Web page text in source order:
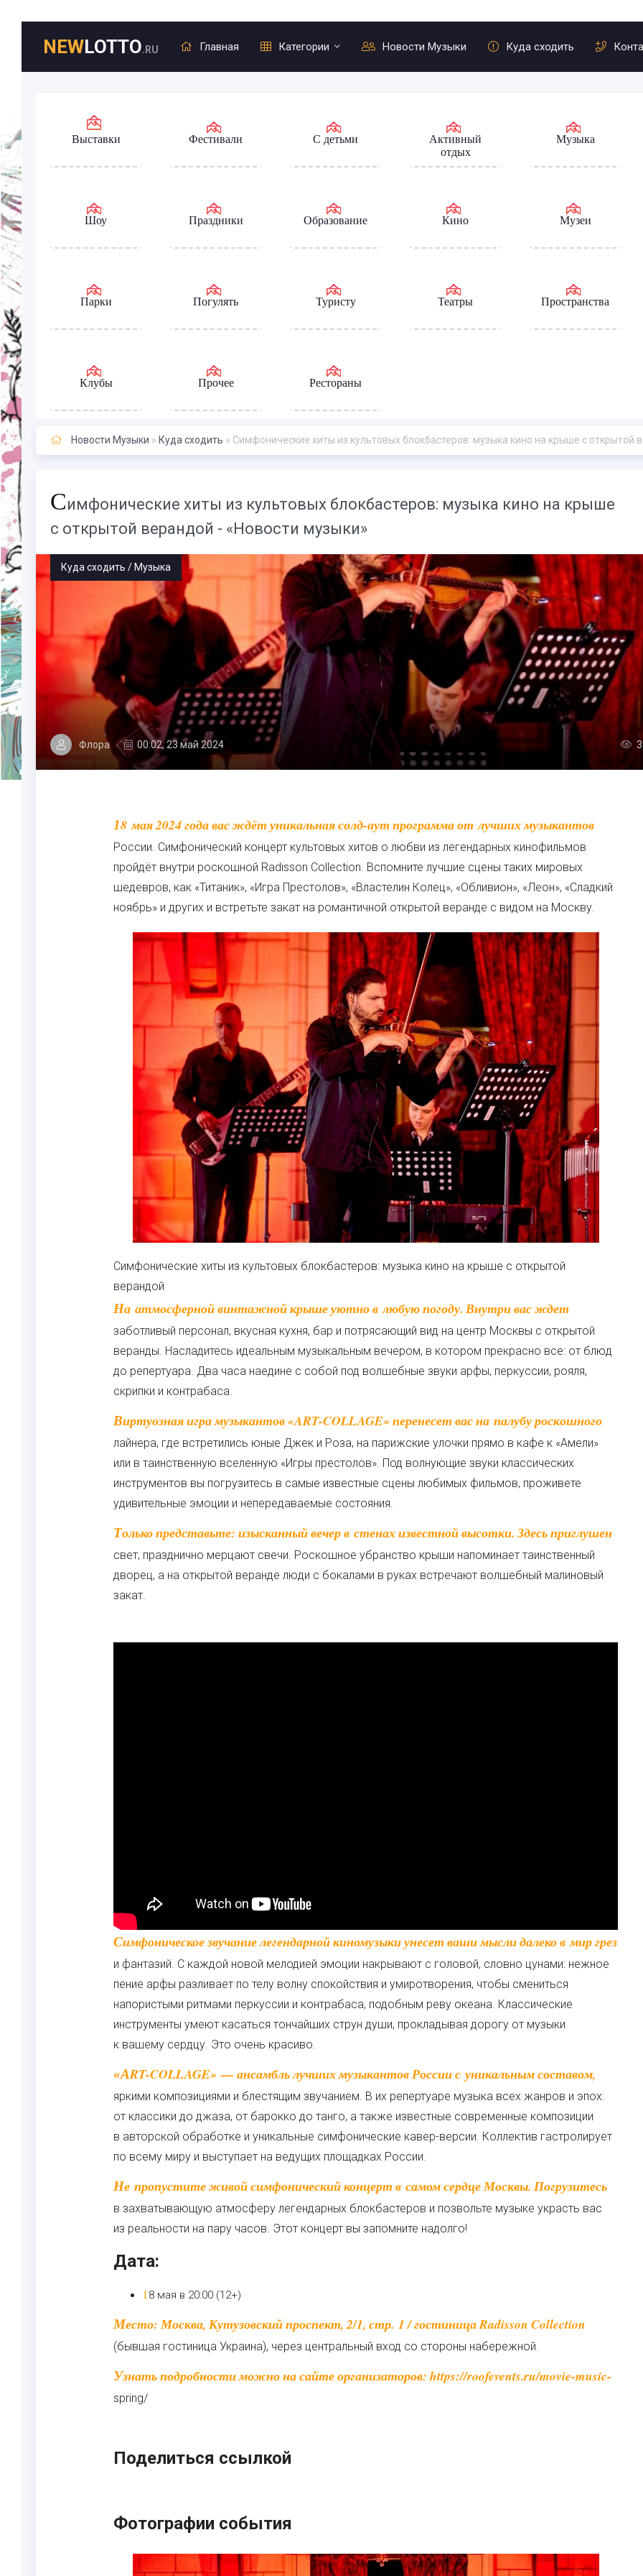
NEWLOTTO.RU Главная Категории Новости Музыки Куда сходить
Выставки Фестивали С детьми
Активный
отдых
Музыка
Шоу Праздники Образование Кино Музеи
Парки Погулять Туристу Театры Пространства
Клубы Прочее Рестораны
Новости Музыки » Куда сходить » Симфонические хиты из культовых блокбастеров: музыка кино на крыше с открытой верандой - «Новости
Симфонические хиты из культовых блокбастеров: музыка кино на крыше
с открытой верандой - «Новости музыки»
Куда сходить / Музыка
Флора 00:02, 23 май 2024
18 мая 2024 года вас ждёт уникальная солд-аут программа от лучших музыкантов
России. Симфонический концерт культовых хитов о любви из легендарных кинофильмов
пройдёт внутри роскошной Radisson Collection. Вспомните лучшие сцены таких мировых
шедевров, как «Титаник», «Игра Престолов», «Властелин Колец», «Обливион», «Леон», «Сладкий
ноябрь» и других и встретьте закат на романтичной открытой веранде с видом на Москву.
Симфонические хиты из культовых блокбастеров: музыка кино на крыше с открытой
верандой
На атмосферной винтажной крыше уютно в любую погоду. Внутри вас ждет
заботливый персонал, вкусная кухня, бар и потрясающий вид на центр Москвы с открытой
веранды. Насладитесь идеальным музыкальным вечером, в котором прекрасно все: от блюд
до репертуара. Два часа наедине с собой под волшебные звуки арфы, перкуссии, рояля,
скрипки и контрабаса.
Виртуозная игра музыкантов «ART-COLLAGE» перенесет вас на палубу роскошного
лайнера, где встретились юные Джек и Роза, на парижские улочки прямо в кафе к «Амели»
или в таинственную вселенную «Игры престолов». Под волнующие звуки классических
инструментов вы погрузитесь в самые известные сцены любимых фильмов, проживете
удивительные эмоции и непередаваемые состояния.
Только представьте: изысканный вечер в стенах известной высотки. Здесь приглушен
свет, празднично мерцают свечи. Роскошное убранство крыши напоминает таинственный
дворец, а на открытой веранде люди с бокалами в руках встречают волшебный малиновый
закат.
Симфоническое звучание легендарной киномузыки унесет ваши мысли далеко в мир грез
и фантазий. С каждой новой мелодией эмоции накрывают с головой, словно цунами: нежное
пение арфы разливает по телу волну спокойствия и умиротворения, чтобы смениться
напористыми ритмами перкуссии и контрабаса, подобным реву океана. Классические
инструменты умеют касаться тончайших струн души, прокладывая дорогу от музыки
к вашему сердцу. Это очень красиво.
«ART-COLLAGE» — ансамбль лучших музыкантов России с уникальным составом,
яркими композициями и блестящим звучанием. В их репертуаре музыка всех жанров и эпох:
от классики до джаза, от барокко до танго, а также известные современные композиции
в авторской обработке и уникальные симфонические кавер-версии. Коллектив гастролирует
по всему миру и выступает на ведущих площадках России.
Не пропустите живой симфонический концерт в самом сердце Москвы. Погрузитесь
в захватывающую атмосферу легендарных блокбастеров и позвольте музыке украсть вас
из реальности на пару часов. Этот концерт вы запомните надолго!
Дата:
18 мая в 20:00 (12+)
Место:Москва, Кутузовский проспект, 2/1, стр. 1 / гостиница Radisson Collection
(бывшая гостиница Украина), через центральный вход со стороны набережной.
Узнать подробности можно на сайте организаторов: https://roofevents.ru/movie-music-
spring/
Поделиться ссылкой
Фотографии события